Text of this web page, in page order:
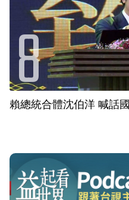
賴總統合體沈伯洋 喊話